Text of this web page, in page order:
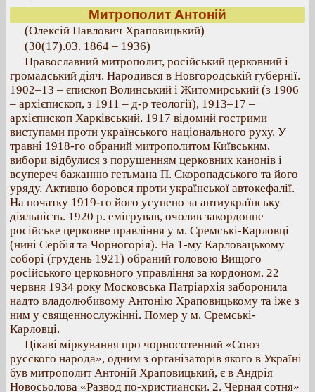
Митрополит Антоній
(Олексій Павлович Храповицький)
(30(17).03. 1864 – 1936)
Православний митрополит, російський церковний і
громадський діяч. Народився в Новгородській губернії.
1902–13 – єпископ Волинський і Житомирський (з 1906
– архієпископ, з 1911 – д-р теології), 1913–17 –
архієпископ Харківський. 1917 відомий гострими
виступами проти українського національного руху. У
травні 1918-го обраний митрополитом Київським,
вибори відбулися з порушенням церковних канонів і
всупереч бажанню гетьмана П. Скоропадського та його
уряду. Активно боровся проти української автокефалії.
На початку 1919-го його усунено за антиукраїнську
діяльність. 1920 р. емігрував, очолив закордонне
російське церковне правління у м. Сремські-Карловці
(нині Сербія та Чорногорія). На 1-му Карловацькому
соборі (грудень 1921) обраний головою Вищого
російського церковного управління за кордоном. 22
червня 1934 року Московська Патріархія заборонила
надто владолюбивому Антонію Храповицькому та іже з
ним у священнослужінні. Помер у м. Сремські-
Карловці.
Цікаві міркування про чорносотенний «Союз
русского народа», одним з організаторів якого в Україні
був митрополит Антоній Храповицький, є в Андрія
Новосьолова «Развод по-христиански. 2. Черная сотня»